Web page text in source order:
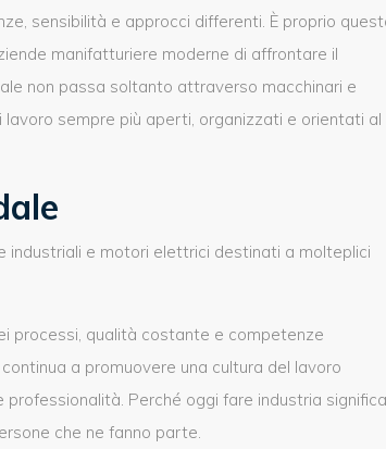
sensibilità e approcci differenti. È proprio
manifatturiere moderne di affrontare il
non passa soltanto attraverso macchinari e
sempre più aperti, organizzati e orientati al
e motori elettrici destinati a molteplici
processi, qualità costante e competenze
a promuovere una cultura del lavoro
Perché oggi fare industria significa
che ne fanno parte.